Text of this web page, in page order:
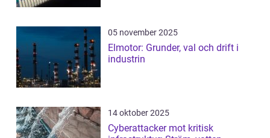
05 november 2025
Elmotor: Grunder, val och drift i
industrin
14 oktober 2025
Cyberattacker mot kritisk